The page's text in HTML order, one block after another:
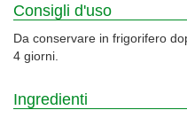
Consigli d'uso
Da conservare in frigorifero
4 giorni.
Ingredienti